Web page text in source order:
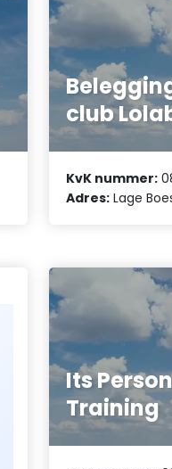
club
KvK nummer:
Adres: Lage
Its
Training